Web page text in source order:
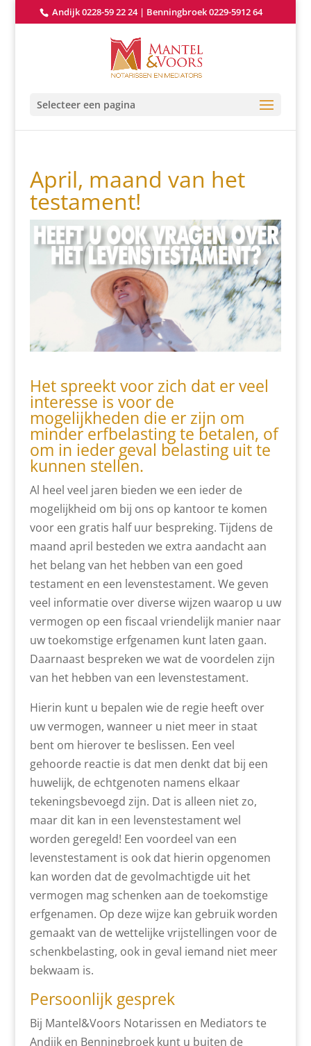
Andijk 0228-59 22 24| Benningbroek 0229-5912 64
Selecteer een pagina
April, maand van het
testament!
Het spreekt voor zich dat er veel
interesse is voor de
mogelijkheden die er zijn om
minder erfbelasting te betalen, of
om in ieder geval belasting uit te
kunnen stellen.
Al heel veel jaren bieden we een ieder de
mogelijkheid om bij ons op kantoor te komen
voor een gratis half uur bespreking. Tijdens de
maand april besteden we extra aandacht aan
het belang van het hebben van een goed
testament en een levenstestament. We geven
veel informatie over diverse wijzen waarop u uw
vermogen op een fiscaal vriendelijk manier naar
uw toekomstige erfgenamen kunt laten gaan.
Daarnaast bespreken we wat de voordelen zijn
van het hebben van een levenstestament.
Hierin kunt u bepalen wie de regie heeft over
uw vermogen, wanneer u niet meer in staat
bent om hierover te beslissen. Een veel
gehoorde reactie is dat men denkt dat bij een
huwelijk, de echtgenoten namens elkaar
tekeningsbevoegd zijn. Dat is alleen niet zo,
maar dit kan in een levenstestament wel
worden geregeld! Een voordeel van een
levenstestament is ook dat hierin opgenomen
kan worden dat de gevolmachtigde uit het
vermogen mag schenken aan de toekomstige
erfgenamen. Op deze wijze kan gebruik worden
gemaakt van de wettelijke vrijstellingen voor de
schenkbelasting, ook in geval iemand niet meer
bekwaam is.
Persoonlijk gesprek
Bij Mantel&Voors Notarissen en Mediators te
Andijk en Benningbroek kunt u buiten de